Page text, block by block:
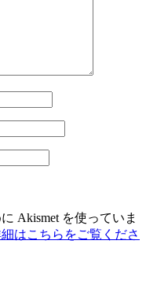
Akismet を使っていま
はこちらをご覧くださ